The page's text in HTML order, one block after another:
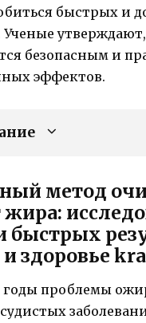
быстрых и
Ученые
безопасным и
эффектов.
метод
жира:
быстрых
и здоровье
годы проблемы